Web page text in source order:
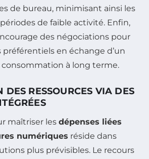
de bureau, minimisant ainsi les
de faible activité. Enfin,
des négociations pour
en échange d’un
à long terme.
DES RESSOURCES VIA DES
maîtriser les dépenses liées
numériques réside dans
plus prévisibles. Le recours